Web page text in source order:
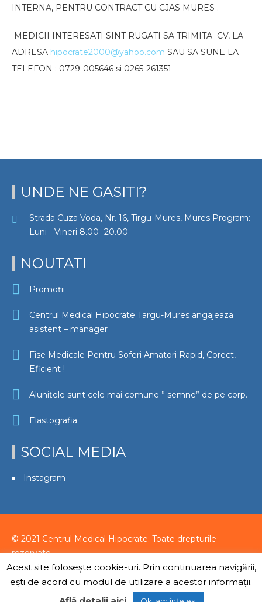
INTERNA, PENTRU CONTRACT CU CJAS MURES .
MEDICII INTERESATI SINT RUGATI SA TRIMITA CV, LA
ADRESA hipocrate2000@yahoo.com SAU SA SUNE LA
TELEFON : 0729-005646 si 0265-261351
UNDE NE GASITI?
Strada Cuza Voda, Nr. 16, Tirgu-Mures, Mures Program:
Luni - Vineri 8.00- 20.00
NOUTATI
Promoții
Centrul Medical Hipocrate Targu-Mures angajeaza
asistent – manager
Fise Medicale Pentru Soferi Amatori Rapid, Corect,
Eficient !
Alunițele sunt cele mai comune ” semne” de pe corp.
Elastografia
SOCIAL MEDIA
Instagram
© 2021 Centrul Medical Hipocrate. Toate drepturile
rezervate.
Politica de condifențialitate|Termeni si condiții|Coockie-
uri
Acest site foloseşte cookie-uri. Prin continuarea navigării,
eşti de acord cu modul de utilizare a acestor informaţii.